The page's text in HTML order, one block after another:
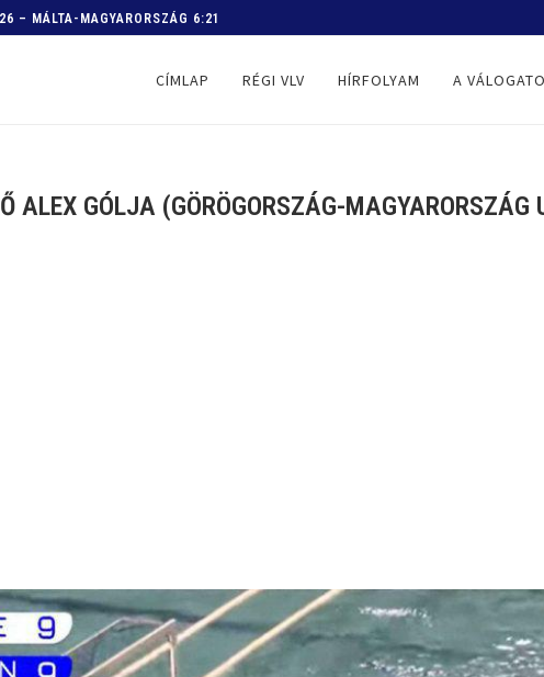
AZ EB-RŐL – A TOVÁBBI PROGRAM
CÍMLAP RÉGI VLV HÍRFOLYAM A
ALEX GÓLJA (GÖRÖGORSZÁG-